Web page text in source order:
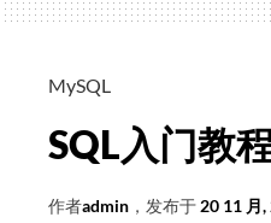
教
+目
MySQL
SQL入门教
作者admin ，发布于 20 11 月